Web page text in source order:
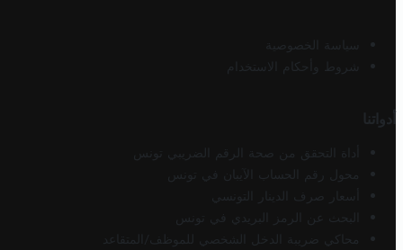
سياسة الخصوصية
شروط وأحكام الاستخدام
أدواتنا
أداة التحقق من صحة الرقم الضريبي تونس
محول رقم الحساب الآيبان في تونس
أسعار صرف الدينار التونسي
البحث عن الرمز البريدي في تونس
محاكي ضريبة الدخل الشخصي للموظف/المتقاعد